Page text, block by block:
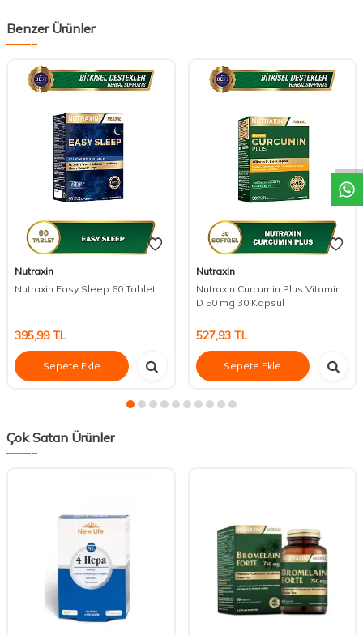
Benzer Ürünler
Nutraxin
Nutraxin Easy Sleep 60 Tablet
395,99TL
Sepete Ekle
Nutraxin
Nutraxin Curcumin Plus Vitamin
D 50 mg 30 Kapsül
527,93TL
Sepete Ekle
Çok Satan Ürünler